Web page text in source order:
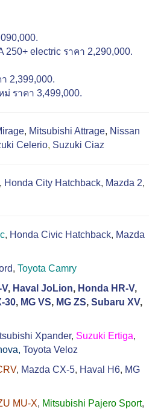
250+ electric ราคา 2,290,000.
2,399,000.
ม่ ราคา 3,499,000.
, Mitsubishi Attrage, Nissan
Celerio, Suzuki Ciaz
, Honda City Hatchback, Mazda 2,
, Honda Civic Hatchback, Mazda
, Toyota Camry
, Haval JoLion, Honda HR-V,
30, MG VS, MG ZS, Subaru XV,
Xpander, Suzuki Ertiga,
Toyota Veloz
, Mazda CX-5, Haval H6, MG
MU-X, Mitsubishi Pajero Sport,